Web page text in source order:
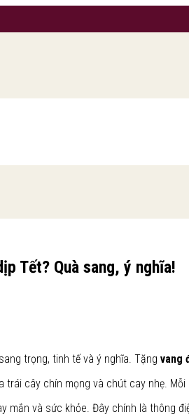
Tết? Quà sang, ý nghĩa!
trọng, tinh tế và ý nghĩa. Tặng vang
trái cây chín mọng và chút cay nhẹ.
mắn và sức khỏe. Đây chính là thông